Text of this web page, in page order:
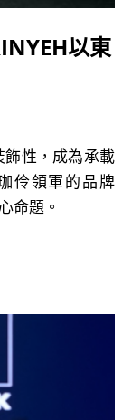
以東
性，成為承載
伶領軍的品牌
命題。